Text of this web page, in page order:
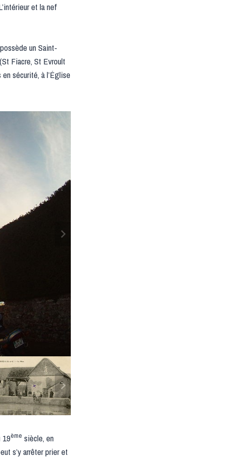
et la nef
un Saint-
Fiacre, St Evroult
sécurité, à l’Église
19ème siècle, en
s’y arrêter prier et